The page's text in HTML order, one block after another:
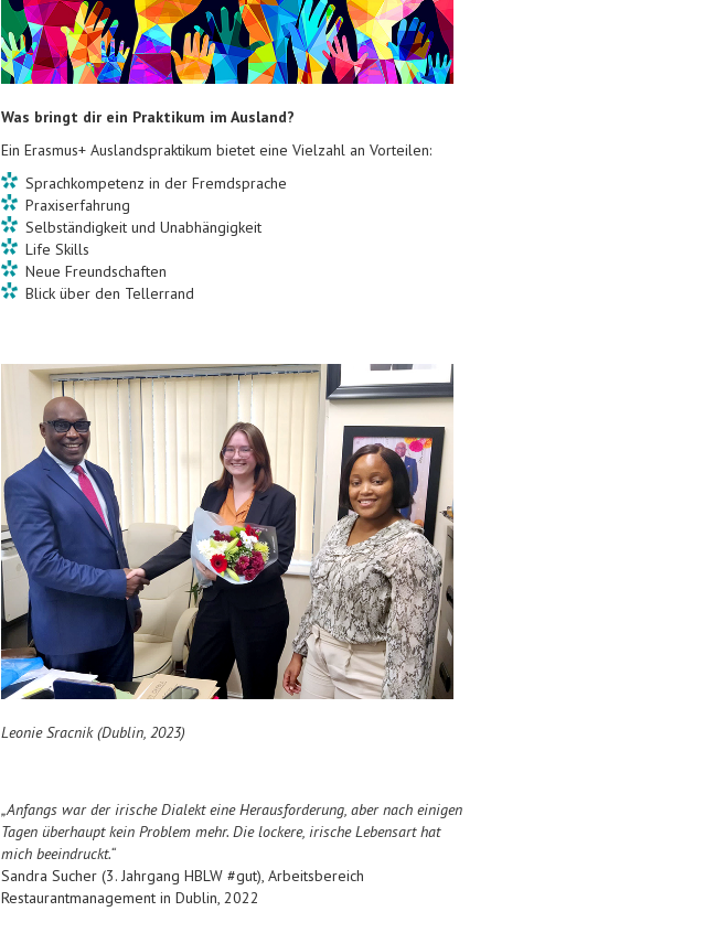
Was bringt dir ein Praktikum im Ausland?
Ein Erasmus+ Auslandspraktikum bietet eine Vielzahl an Vorteilen:
Sprachkompetenz in der Fremdsprache
Praxiserfahrung
Selbständigkeit und Unabhängigkeit
Life Skills
Neue Freundschaften
Blick über den Tellerrand
Leonie Sracnik (Dublin, 2023)
„Anfangs war der irische Dialekt eine Herausforderung, aber nach einigen
Tagen überhaupt kein Problem mehr. Die lockere, irische Lebensart hat
mich beeindruckt.“
Sandra Sucher (3. Jahrgang HBLW #gut), Arbeitsbereich
Restaurantmanagement in Dublin, 2022